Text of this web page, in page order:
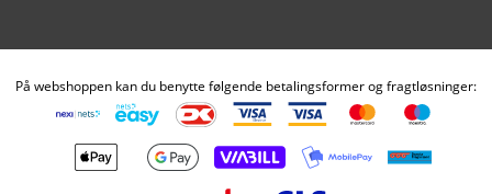
På webshoppen kan du benytte følgende betalingsformer og fragtløsninger: